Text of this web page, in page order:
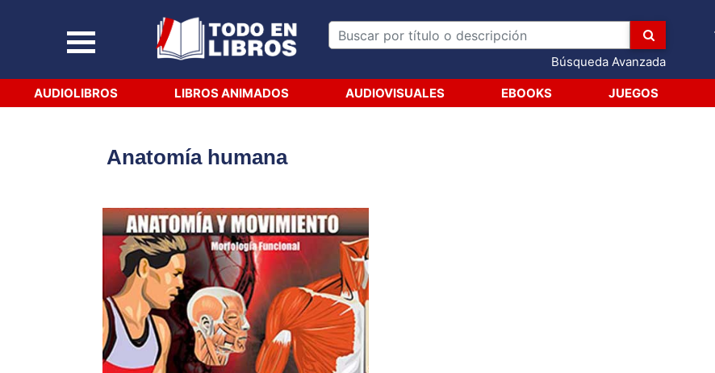
Búsqueda Avanzada
AUDIOLIBROS LIBROS ANIMADOS AUDIOVISUALES EBOOKS JUEGOS
Anatomía humana